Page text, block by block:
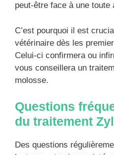
peut-être face à une toute
C’est pourquoi il est
vétérinaire dès les
Celui-ci confirmera ou
vous conseillera un
molosse.
Questions
du traitement
Des questions